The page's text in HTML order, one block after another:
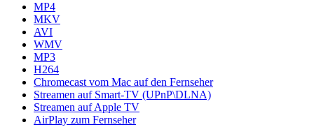
MP4
MKV
AVI
WMV
MP3
H264
Chromecast vom Mac auf den Fernseher
Streamen auf Smart-TV (UPnP\DLNA)
Streamen auf Apple TV
AirPlay zum Fernseher